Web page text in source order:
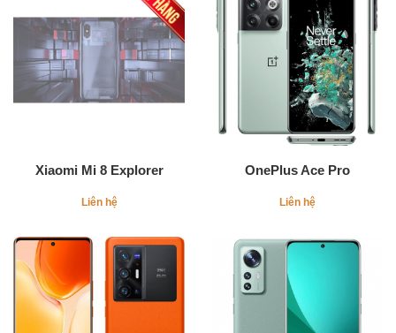
Xiaomi Mi 8 Explorer
Liên hệ
OnePlus Ace Pro
Liên hệ